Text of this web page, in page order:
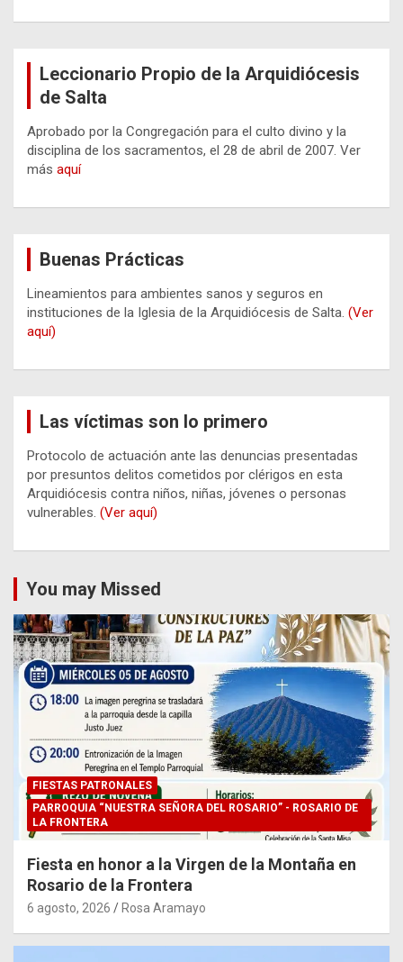
Leccionario Propio de la Arquidiócesis
de Salta
Aprobado por la Congregación para el culto divino y la
disciplina de los sacramentos, el 28 de abril de 2007. Ver
más aquí
Buenas Prácticas
Lineamientos para ambientes sanos y seguros en
instituciones de la Iglesia de la Arquidiócesis de Salta. (Ver
aquí)
Las víctimas son lo primero
Protocolo de actuación ante las denuncias presentadas
por presuntos delitos cometidos por clérigos en esta
Arquidiócesis contra niños, niñas, jóvenes o personas
vulnerables. (Ver aquí)
You may Missed
FIESTAS PATRONALES
PARROQUIA “NUESTRA SEÑORA DEL ROSARIO” - ROSARIO DE
LA FRONTERA
Fiesta en honor a la Virgen de la Montaña en
Rosario de la Frontera
6 agosto, 2026 Rosa Aramayo